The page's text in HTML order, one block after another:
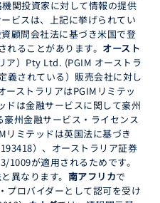
関投資家に対して情報の提供
ビスは、上記に挙げられてい
顧問会社法に基づき米国で登
ることがあります。 オースト
ア）Pty Ltd. (PGIM オーストラ
義されている）販売会社に対し
ーストラリアはPGIMリミテッ
ドは金融サービスに関して豪州
州金融サービス・ライセンス
リミテッドは英国法に基づき
）、オーストラリア証券
1009が適用されるためです。
異なります。 南アフリカで
プロバイダーとして認可を受け